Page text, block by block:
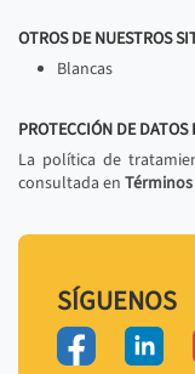
OTROS DE NUESTROS
Blancas
PROTECCIÓN DE DATOS
La política de
consultada en
SÍGUENOS